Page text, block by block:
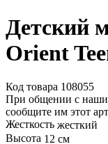
Детский
Orient
Код товара 108055
При общении с
сообщите им этот
Жесткость жесткий
Высота 12 см